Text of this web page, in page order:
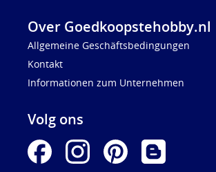
Over Goedkoopstehobby.nl
Allgemeine Geschäftsbedingungen
Kontakt
Informationen zum Unternehmen
Volg ons